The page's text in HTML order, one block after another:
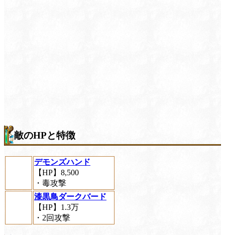
敵のHPと特徴
デモンズハンド
【HP】8,500
・毒攻撃
漆黒鳥ダークバード
【HP】1.3万
・2回攻撃